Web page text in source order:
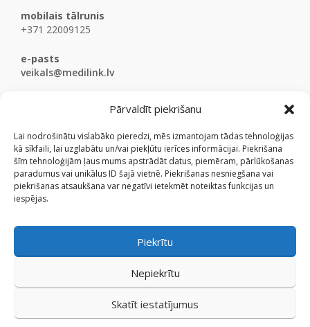
Pārvaldīt piekrišanu
Lai nodrošinātu vislabāko pieredzi, mēs izmantojam tādas tehnoloģijas
kā sīkfaili, lai uzglabātu un/vai piekļūtu ierīces informācijai. Piekrišana
šīm tehnoloģijām ļaus mums apstrādāt datus, piemēram, pārlūkošanas
paradumus vai unikālus ID šajā vietnē. Piekrišanas nesniegšana vai
piekrišanas atsaukšana var negatīvi ietekmēt noteiktas funkcijas un
iespējas.
Piekrītu
Nepiekrītu
Skatīt iestatījumus
mobilais tālrunis
+371 22009125
e-pasts
veikals@medilink.lv
© Medicinaspreces.lv 2009 - 2026.